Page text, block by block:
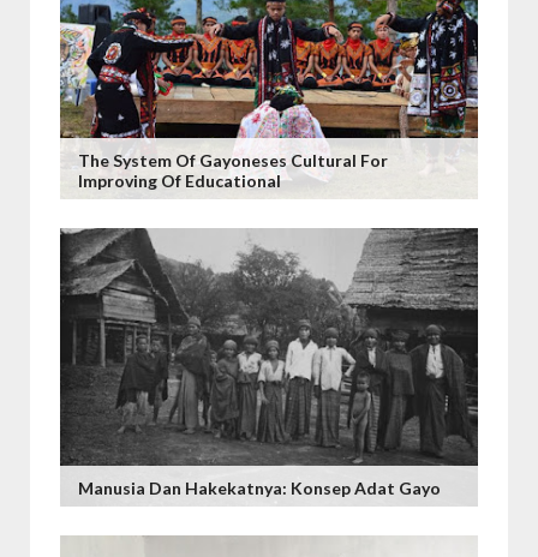
The System Of Gayoneses Cultural For
Improving Of Educational
Manusia Dan Hakekatnya: Konsep Adat Gayo